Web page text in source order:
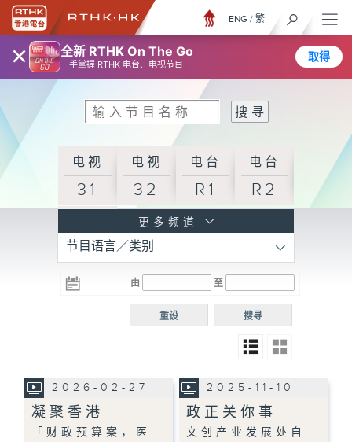
× 全新 RTHK On The Go
一手掌握 RTHK 电台、电视节目
取得
ENG / 繁
电视
31
电视
32
电台
R1
电台
R2
R3
电台 电台
R5
电台
普通
更多频道
节目语言／类别
由 至
搜寻
重设
2026-02-27
凝聚香港
「财政预算案，医
2025-11-10
政正关你事
文创产业发展处自